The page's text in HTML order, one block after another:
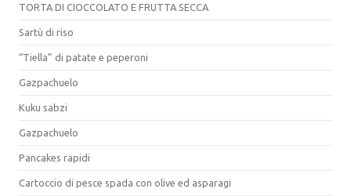
TORTA DI CIOCCOLATO E FRUTTA SECCA
Sartù di riso
“Tiella” di patate e peperoni
Gazpachuelo
Kuku sabzi
Gazpachuelo
Pancakes rapidi
Cartoccio di pesce spada con olive ed asparagi